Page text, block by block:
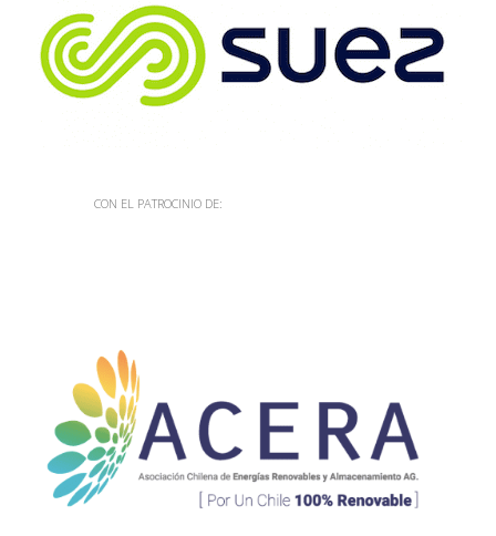
CON EL PATROCINIO DE: